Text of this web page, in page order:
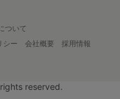
ついて
シー 会社概要
採用情報
reserved.